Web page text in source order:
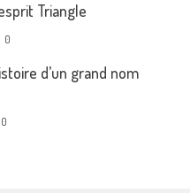
Triangle
0
d’un grand nom
0